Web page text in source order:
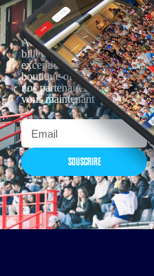
Actualités, nouveautés,
billetterie, remises
exceptionnelles dans la
boutique officielles & chez
nos partenaires… Inscrivez-
vous maintenant
SOUSCRIRE